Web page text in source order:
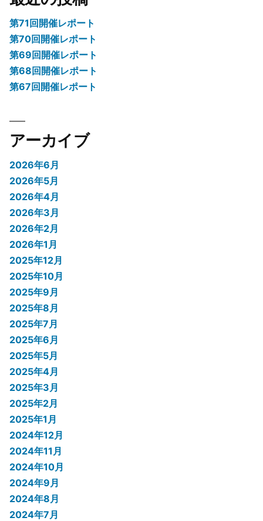
ゲ
ー
ム
(JavaScript
バ
ョ
ン)”
の
第71回開催レポート
第70回開催レポート
第69回開催レポート
第68回開催レポート
第67回開催レポート
アーカイブ
2026年6月
2026年5月
2026年4月
2026年3月
2026年2月
2026年1月
2025年12月
2025年10月
2025年9月
2025年8月
2025年7月
2025年6月
2025年5月
2025年4月
2025年3月
2025年2月
2025年1月
2024年12月
2024年11月
2024年10月
2024年9月
2024年8月
2024年7月